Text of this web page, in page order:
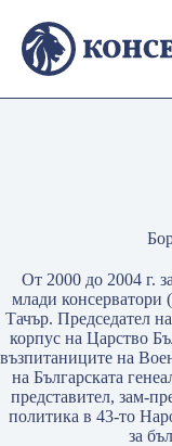
content
От 2000 до 2004 г.
млади
Тачър. Председател
корпус на Царство
възпитаниците на
на Българската
представител, зам-
политика в 43-то
за